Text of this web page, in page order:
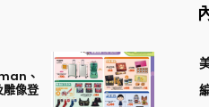
、
雕像登